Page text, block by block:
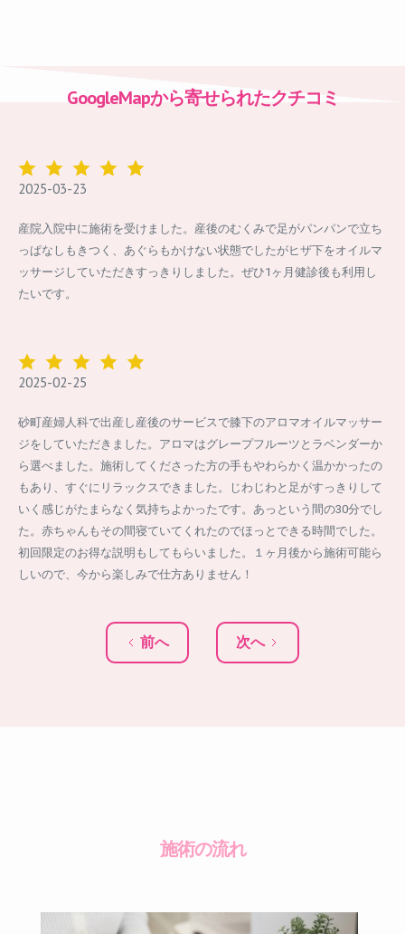
GoogleMapから寄せられたクチコミ
2025-03-23
産院入院中に施術を受けました。産後のむくみで足がパンパンで立ち
っぱなしもきつく、あぐらもかけない状態でしたがヒザ下をオイルマ
ッサージしていただきすっきりしました。ぜひ1ヶ月健診後も利用し
たいです。
2025-02-25
砂町産婦人科で出産し産後のサービスで膝下のアロマオイルマッサー
ジをしていただきました。アロマはグレープフルーツとラベンダーか
ら選べました。施術してくださった方の手もやわらかく温かかったの
もあり、すぐにリラックスできました。じわじわと足がすっきりして
いく感じがたまらなく気持ちよかったです。あっという間の30分でし
た。赤ちゃんもその間寝ていてくれたのでほっとできる時間でした。
初回限定のお得な説明もしてもらいました。１ヶ月後から施術可能ら
しいので、今から楽しみで仕方ありません！
前へ 次へ
施術の流れ